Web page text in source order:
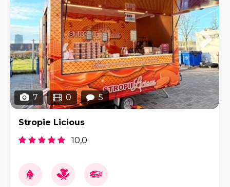
7 0 5
Stropie Licious
10,0